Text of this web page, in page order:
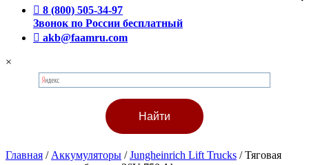
8 (800) 505-34-97
Звонок по России бесплатный
akb@faamru.com
×
Главная / Аккумуляторы /Jungheinrich Lift Trucks /Тяговая